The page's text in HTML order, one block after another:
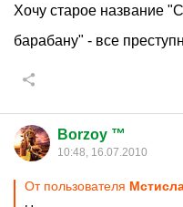
Хочу старое название
барабану" - все
Borzoy ™
10:48, 16.07.2010
От пользователя